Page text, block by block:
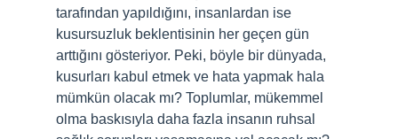
tarafından yapıldığını, insanlardan ise
kusursuzluk beklentisinin her geçen gün
arttığını gösteriyor. Peki, böyle bir dünyada,
kusurları kabul etmek ve hata yapmak hala
mümkün olacak mı? Toplumlar, mükemmel
olma baskısıyla daha fazla insanın ruhsal